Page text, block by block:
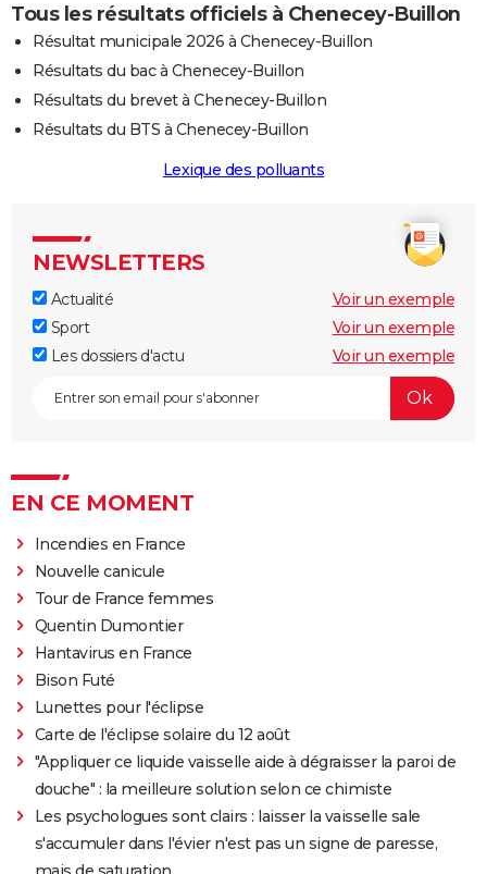
Tous les résultats officiels à Chenecey-Buillon
Résultat municipale 2026 à Chenecey-Buillon
Résultats du bac à Chenecey-Buillon
Résultats du brevet à Chenecey-Buillon
Résultats du BTS à Chenecey-Buillon
Lexique des polluants
NEWSLETTERS
Actualité
Voir un exemple
Sport
Voir un exemple
Les dossiers d'actu
Voir un exemple
EN CE MOMENT
Incendies en France
Nouvelle canicule
Tour de France femmes
Quentin Dumontier
Hantavirus en France
Bison Futé
Lunettes pour l'éclipse
Carte de l'éclipse solaire du 12 août
"Appliquer ce liquide vaisselle aide à dégraisser la paroi de
douche" : la meilleure solution selon ce chimiste
Les psychologues sont clairs : laisser la vaisselle sale
s'accumuler dans l'évier n'est pas un signe de paresse,